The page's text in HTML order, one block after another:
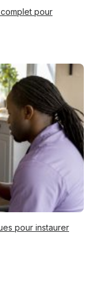
pour
pour instaurer